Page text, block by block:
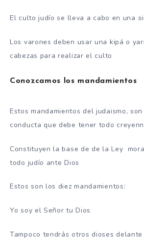
El culto judío se lleva a cabo en una
Los varones deben usar una kipá o
cabezas para realizar el culto
Conozcamos los mandamientos
Estos mandamientos del judaismo,
conducta que debe tener todo
Constituyen la base de de la Ley
todo judío ante Dios
Estos son los diez mandamientos:
Yo soy el Señor tu Dios
Tampoco tendrás otros dioses delante